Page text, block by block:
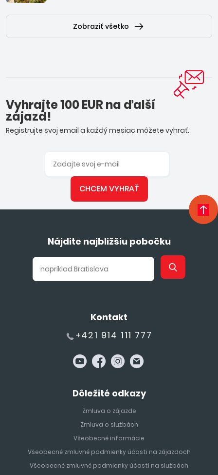
Zobraziť všetko
Vyhrajte 100 EUR na ďalší
zájazd!
Registrujte svoj email a každý mesiac môžete vyhrať.
CHCEM VYHRAŤ
Nájdite najbližšiu pobočku
Kontakt
+421 914 111 777
Dôležité odkazy
Zmluva o zájazde
Zmluva o službách
Všeobecné informácie
Všeobecné zmluvné podmienky účasti na zájazdoch
Všeobecné zmluvné podmienky účasti na službách